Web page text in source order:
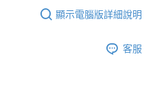
顯示電腦版詳細說明
客服